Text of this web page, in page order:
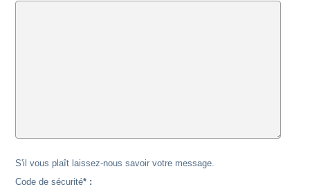
S'il vous plaît laissez-nous savoir votre message.
Code de sécurité* :